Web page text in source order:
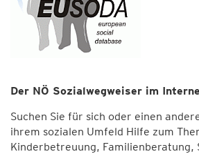
Der NÖ Sozialwegweiser im
Suchen Sie für sich oder einen
ihrem sozialen Umfeld Hilfe zum
Kinderbetreuung, Familienberatung,